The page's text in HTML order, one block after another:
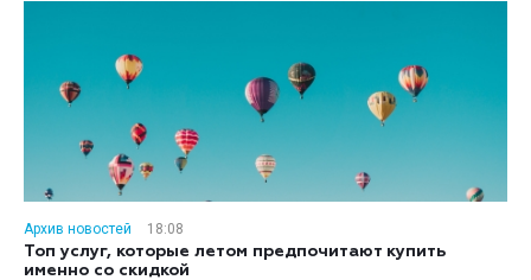
Архив новостей
18:08
Топ услуг, которые летом предпочитают купить
именно со скидкой